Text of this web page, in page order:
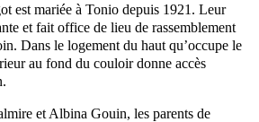
est mariée à Tonio depuis 1921. Leur
et fait office de lieu de rassemblement
Dans le logement du haut qu’occupe le
au fond du couloir donne accès
et Albina Gouin, les parents de